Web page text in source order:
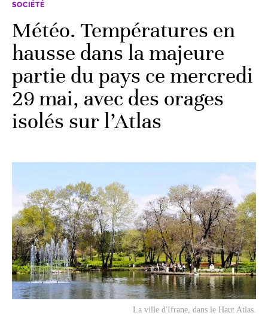
SOCIÉTÉ
Météo. Températures en
hausse dans la majeure
partie du pays ce mercredi
29 mai, avec des orages
isolés sur l’Atlas
La ville d'Ifrane, dans le Haut Atlas.